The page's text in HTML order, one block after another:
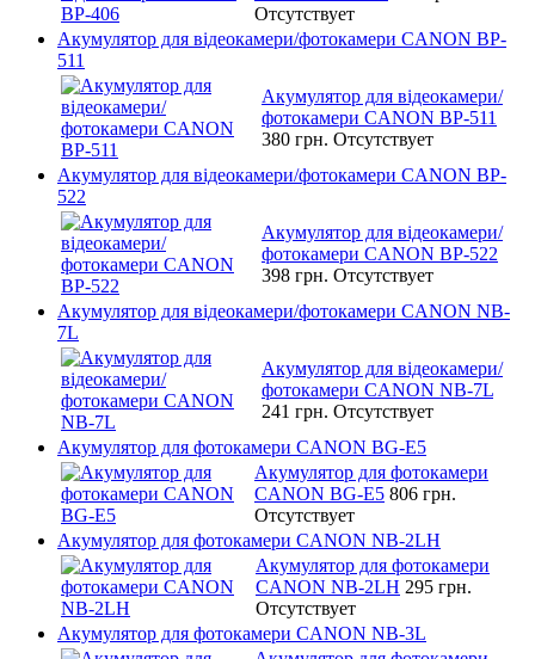
Отсутствует
Акумулятор для відеокамери/фотокамери CANON BP-
511
Акумулятор для відеокамери/
фотокамери CANON BP-511
380 грн. Отсутствует
Акумулятор для відеокамери/фотокамери CANON BP-
522
Акумулятор для відеокамери/
фотокамери CANON BP-522
398 грн. Отсутствует
Акумулятор для відеокамери/фотокамери CANON NB-
7L
Акумулятор для відеокамери/
фотокамери CANON NB-7L
241 грн. Отсутствует
Акумулятор для фотокамери CANON BG-E5
Акумулятор для фотокамери
CANON BG-E5 806 грн.
Отсутствует
Акумулятор для фотокамери CANON NB-2LH
Акумулятор для фотокамери
CANON NB-2LH 295 грн.
Отсутствует
Акумулятор для фотокамери CANON NB-3L